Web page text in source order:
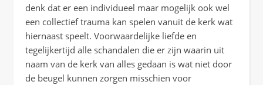
denk dat er een individueel maar mogelijk ook wel
een collectief trauma kan spelen vanuit de kerk wat
hiernaast speelt. Voorwaardelijke liefde en
tegelijkertijd alle schandalen die er zijn waarin uit
naam van de kerk van alles gedaan is wat niet door
de beugel kunnen zorgen misschien voor